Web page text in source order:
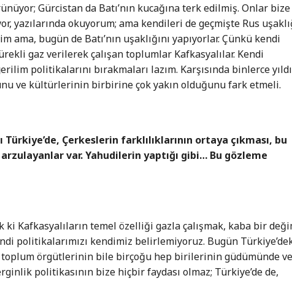
Gürcistan da Batı’nın kucağına terk edilmiş. Onlar bize
yazılarında okuyorum; ama kendileri de geçmişte Rus
bugün de Batı’nın uşaklığını yapıyorlar. Çünkü kendi
gaz verilerek çalışan toplumlar Kafkasyalılar. Kendi
politikalarını bırakmaları lazım. Karşısında binlerce
ve kültürlerinin birbirine çok yakın olduğunu fark etmeli.
Çerkeslerin farklılıklarının ortaya çıkması, bu
var. Yahudilerin yaptığı gibi… Bu gözleme
ki Kafkasyalıların temel özelliği gazla çalışmak, kaba bir
politikalarımızı kendimiz belirlemiyoruz. Bugün
toplum örgütlerinin bile birçoğu hep birilerinin güdümünde ve
politikasının bize hiçbir faydası olmaz; Türkiye’de de,